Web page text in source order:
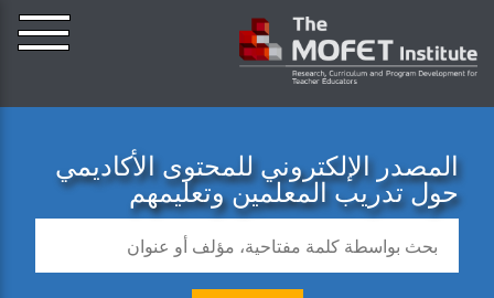
المصدر الإلكتروني للمحتوى الأكاديمي
حول تدريب المعلمين وتعليمهم